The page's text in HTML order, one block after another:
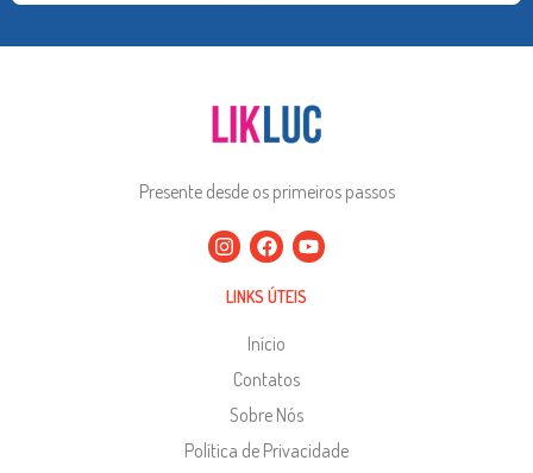
Presente desde os primeiros passos
LINKS ÚTEIS
Início
Contatos
Sobre Nós
Política de Privacidade